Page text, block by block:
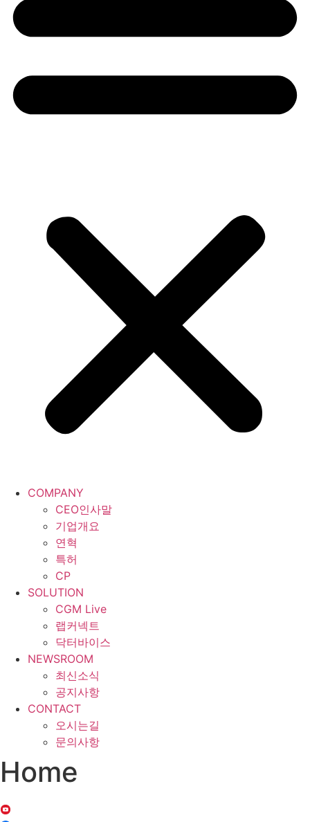
COMPANY
CEO인사말
기업개요
연혁
특허
CP
SOLUTION
CGM Live
랩커넥트
닥터바이스
NEWSROOM
최신소식
공지사항
CONTACT
오시는길
문의사항
Home